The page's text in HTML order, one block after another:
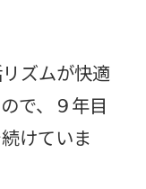
ズムが快適
で、９年目
けていま